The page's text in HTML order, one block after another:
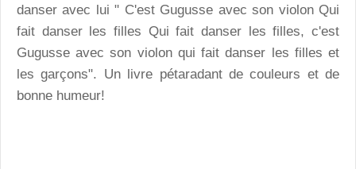
danser avec lui " C'est Gugusse avec son violon Qui
fait danser les filles Qui fait danser les filles, c'est
Gugusse avec son violon qui fait danser les filles et
les garçons". Un livre pétaradant de couleurs et de
bonne humeur!